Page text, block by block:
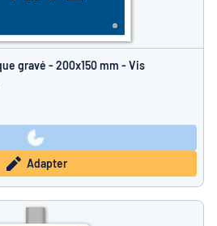
gravé - 200x150 mm - Vis
Adapter